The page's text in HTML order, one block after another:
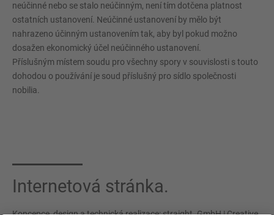
neúčinné nebo se stalo neúčinným, není tím dotčena platnost
ostatních ustanovení. Neúčinné ustanovení by mělo být
nahrazeno účinným ustanovením tak, aby byl pokud možno
dosažen ekonomický účel neúčinného ustanovení.
Příslušným místem soudu pro všechny spory v souvislosti s touto
dohodou o používání je soud příslušný pro sídlo společnosti
nobilia.
Internetová stránka.